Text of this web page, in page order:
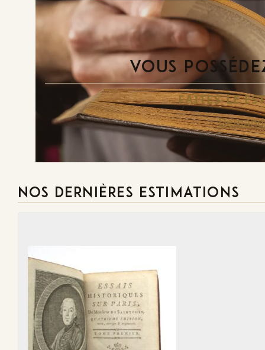
VOUS
FAITES-LE
NOS DERNIÈRES ESTIMATIONS